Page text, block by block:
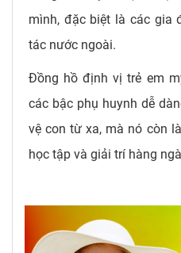
mình, đặc biệt là các gia
tác nước ngoài.
Đồng hồ định vị trẻ em
các bậc phụ huynh dễ
vệ con từ xa, mà nó còn
học tập và giải trí hàng